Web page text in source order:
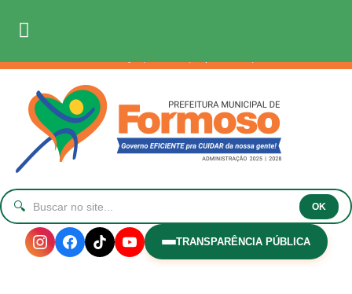
Faça seu login
🔍 OK
TRANSPARÊNCIA PÚBLICA